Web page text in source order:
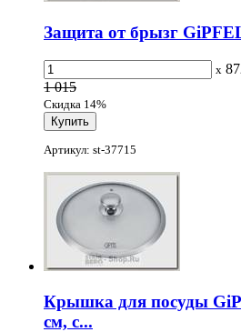
Защита от брызг
x
1 015
Скидка 14%
Артикул: st-37715
Крышка для посуды
см, с...